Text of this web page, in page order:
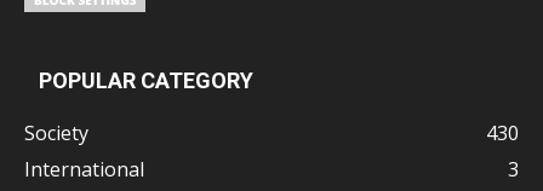
POPULAR CATEGORY
Society
430
International
3